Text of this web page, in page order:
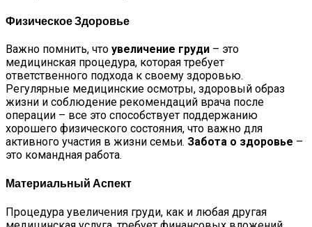
Физическое Здоровье
Важно помнить, что увеличение груди – это
медицинская процедура, которая требует
ответственного подхода к своему здоровью.
Регулярные медицинские осмотры, здоровый образ
жизни и соблюдение рекомендаций врача после
операции – все это способствует поддержанию
хорошего физического состояния, что важно для
активного участия в жизни семьи. Забота о здоровье –
это командная работа.
Материальный Аспект
Процедура увеличения груди, как и любая другая